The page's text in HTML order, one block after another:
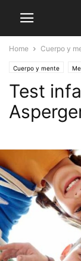
Home Cuerpo y
Cuerpo y mente
Test